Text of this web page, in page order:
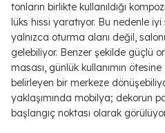
tonların birlikte kullanıldığı
lüks hissi yaratıyor. Bu nedenle
yalnızca oturma alanı değil,
gelebiliyor. Benzer şekilde güçlü
masası, günlük kullanımın
belirleyen bir merkeze
yaklaşımında mobilya; dekorun
başlangıç noktası olarak